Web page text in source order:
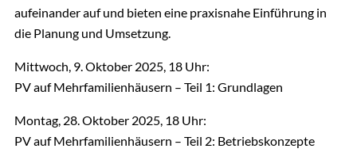
aufeinander auf und bieten eine praxisnahe Einführung in
die Planung und Umsetzung.
Mittwoch, 9. Oktober 2025, 18 Uhr:
PV auf Mehrfamilienhäusern – Teil 1: Grundlagen
Montag, 28. Oktober 2025, 18 Uhr:
PV auf Mehrfamilienhäusern – Teil 2: Betriebskonzepte